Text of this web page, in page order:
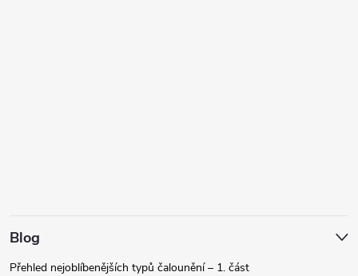
Blog
Přehled nejoblíbenějších typů čalounění – 1. část